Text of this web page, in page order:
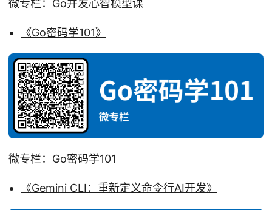
微专栏：Go并发心智模型课
《Go密码学101》
微专栏：Go密码学101
《Gemini CLI：重新定义命令行AI开发》